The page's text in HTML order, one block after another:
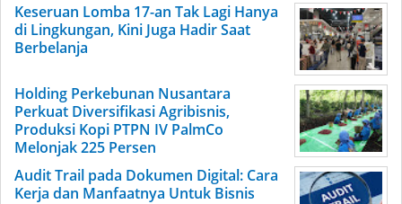
Keseruan Lomba 17-an Tak Lagi Hanya
di Lingkungan, Kini Juga Hadir Saat
Berbelanja
Holding Perkebunan Nusantara
Perkuat Diversifikasi Agribisnis,
Produksi Kopi PTPN IV PalmCo
Melonjak 225 Persen
Audit Trail pada Dokumen Digital: Cara
Kerja dan Manfaatnya Untuk Bisnis